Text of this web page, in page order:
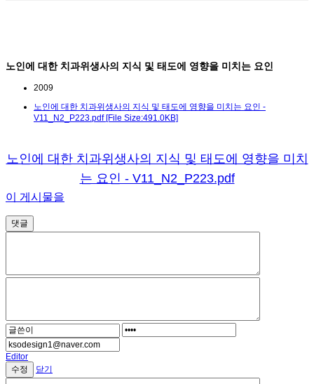
노인에 대한 치과위생사의 지식 및 태도에 영향을 미치는 요인
2009
노인에 대한 치과위생사의 지식 및 태도에 영향을 미치는 요인 -
V11_N2_P223.pdf [File Size:491.0KB]
노인에 대한 치과위생사의 지식 및 태도에 영향을 미치
는 요인 - V11_N2_P223.pdf
이 게시물을
댓글
Editor
닫기